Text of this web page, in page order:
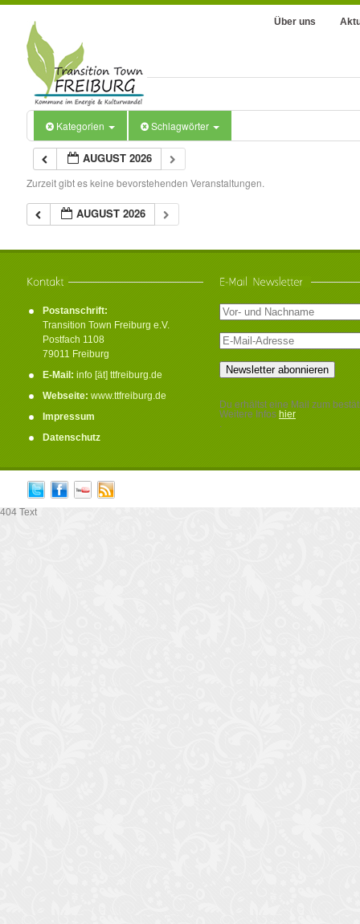
Über uns
Kategorien Schlagwörter
AUGUST 2026
Zurzeit gibt es keine bevorstehenden Veranstaltungen.
AUGUST 2026
Postanschrift:
Transition Town Freiburg e.V.
Postfach 1108
79011 Freiburg
E-Mail: info [ät] ttfreiburg.de
Webseite: www.ttfreiburg.de
Impressum
Datenschutz
Du erhältst eine Mail zum
Weitere Infos hier
.
404 Text